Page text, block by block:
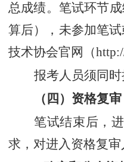
总成绩。笔试环节
算后）， 未参加笔
技术协会官网
（
报考人员须同
（四）资格复审
笔试结束后，
求，对进入资格复